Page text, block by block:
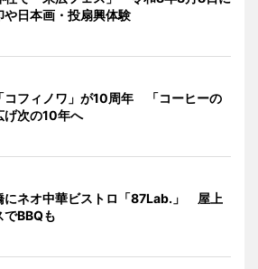
や日本画・投扇興体験
コフィノワ」が10周年 「コーヒーの
げ次の10年へ
にネオ中華ビストロ「87Lab.」 屋上
でBBQも